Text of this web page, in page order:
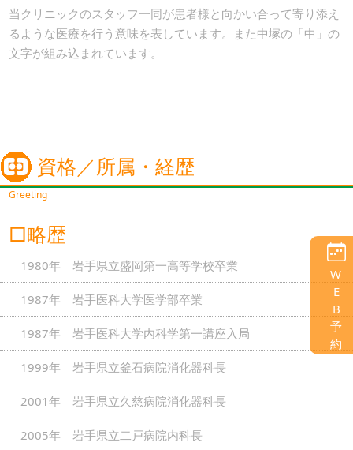
W
E
B
予
約
当クリニックのスタッフ一同が患者様と向かい合って寄り添え
るような医療を行う意味を表しています。また中塚の「中」の
文字が組み込まれています。
資格／所属・経歴
Greeting
□略歴
1980年 岩手県立盛岡第一高等学校卒業
1987年 岩手医科大学医学部卒業
1987年 岩手医科大学内科学第一講座入局
1999年 岩手県立釜石病院消化器科長
2001年 岩手県立久慈病院消化器科長
2005年 岩手県立二戸病院内科長